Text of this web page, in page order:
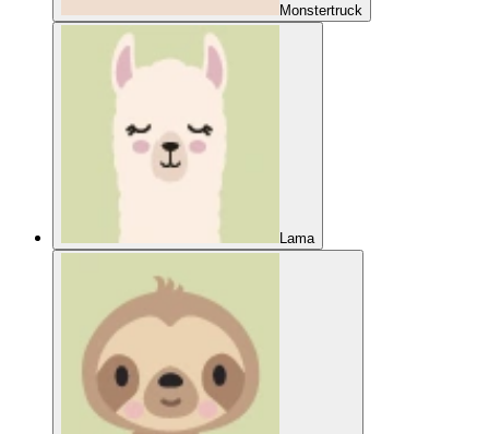
Monstertruck
Lama